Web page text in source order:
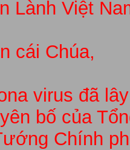
Lành Việt
cái Chúa,
virus đã
bố của
Chính